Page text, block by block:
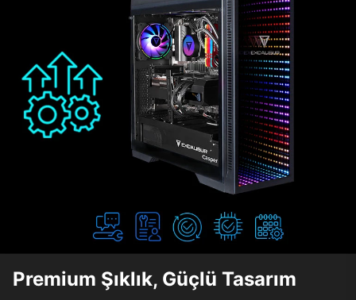
Premium Şıklık, Güçlü Tasarım